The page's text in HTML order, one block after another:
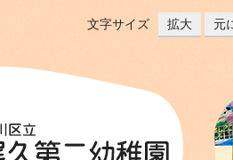
文字サイズ 拡大 元